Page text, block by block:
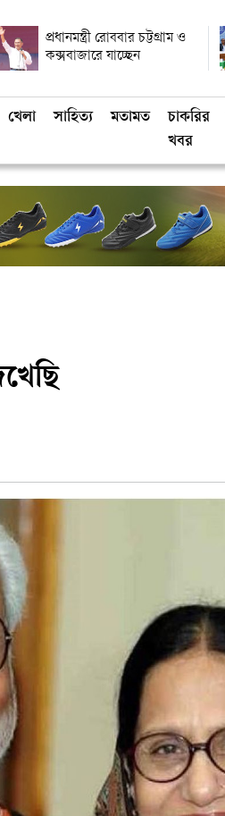
প্রধানমন্ত্রী রোববার চট্টগ্রাম ও
কক্সবাজারে যাচ্ছেন
খেলা সাহিত্য মতামত
চাকরির
খবর